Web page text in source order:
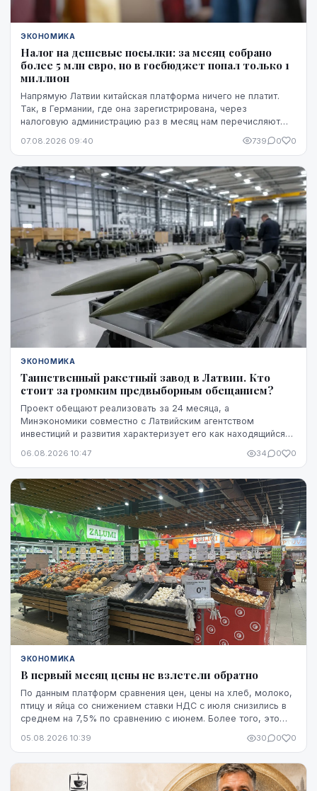
ЭКОНОМИКА
Налог на дешевые посылки: за месяц собрано
более 5 млн евро, но в госбюджет попал только 1
миллион
Напрямую Латвии китайская платформа ничего не платит.
Так, в Германии, где она зарегистрирована, через
налоговую администрацию раз в месяц нам перечисляют
платит в той стране, где товар предъявляется таможне,
07.08.2026 09:40 739 0 0
ЭКОНОМИКА
Таинственный ракетный завод в Латвии. Кто
стоит за громким предвыборным обещанием?
Проект обещают реализовать за 24 месяца, а
Минэкономики совместно с Латвийским агентством
инвестиций и развития характеризует его как находящийся
ни модель ракет, ни владелец технологий, ни
необходимого финансирования уже обеспечена и на чем
основан прогноз экспорта.
06.08.2026 10:47 34 0 0
ЭКОНОМИКА
В первый месяц цены не взлетели обратно
По данным платформ сравнения цен, цены на хлеб, молоко,
птицу и яйца со снижением ставки НДС с июля снизились в
среднем на 7,5% по сравнению с июнем. Более того, это
данный момент - до начала августа.
05.08.2026 10:39 30 0 0